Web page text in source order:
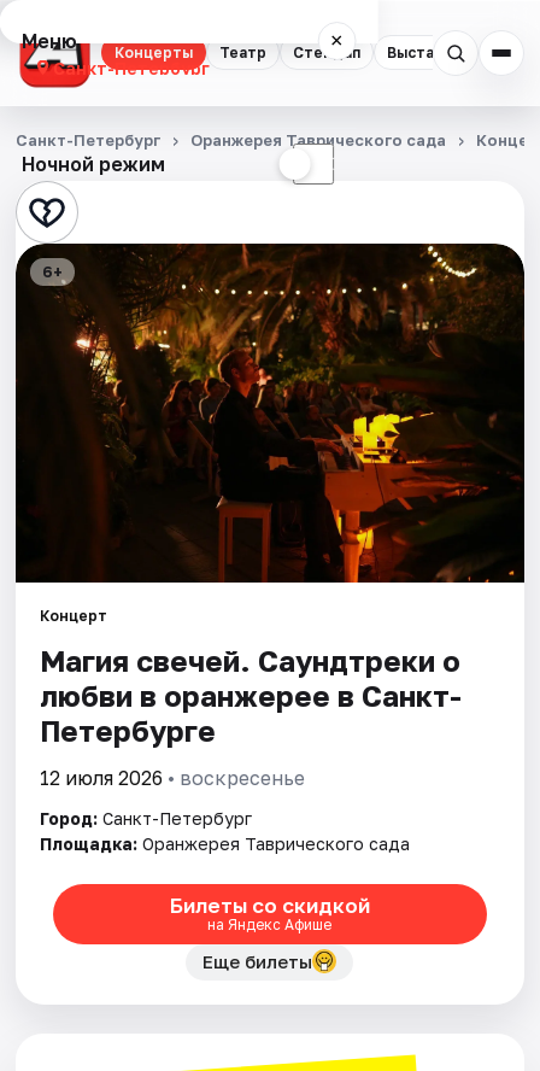
Концерты Театр Стендап Выставки
Меню ×
Санкт-Петербург
Концерты
Театр
Стендап
Выставки
Квесты
Экскурсии
Площадки
Артисты
Рейтинги
Ночной режим ☾
Санкт-Петербург Оранжерея Таврического сада
6+
Концерт
Магия свечей. Саундтреки о
любви в оранжерее в Санкт-
Петербурге
12 июля 2026 • воскресенье
Город: Санкт-Петербург
Площадка: Оранжерея Таврического сада
Билеты со скидкой
на Яндекс Афише
Еще билеты